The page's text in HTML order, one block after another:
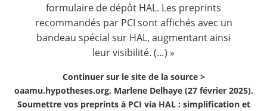
formulaire de dépôt HAL. Les preprints
recommandés par PCI sont affichés avec un
bandeau spécial sur HAL, augmentant ainsi
leur visibilité. (…) »
Continuer sur le site de la source >
oaamu.hypotheses.org, Marlene Delhaye (27 février 2025).
Soumettre vos preprints à PCI via HAL : simplification et